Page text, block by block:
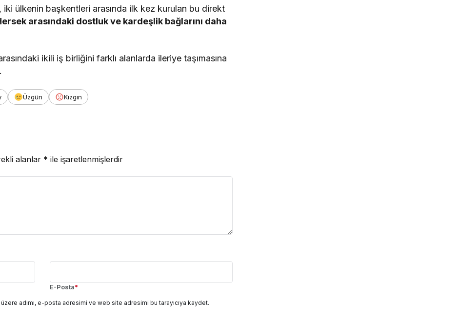
iki ülkenin başkentleri arasında ilk kez kurulan bu direkt
arasındaki dostluk ve kardeşlik bağlarını daha
ikili iş birliğini farklı alanlarda ileriye taşımasına
Üzgün Kızgın
alanlar * ile işaretlenmişlerdir
E-Posta*
adımı, e-posta adresimi ve web site adresimi bu tarayıcıya kaydet.